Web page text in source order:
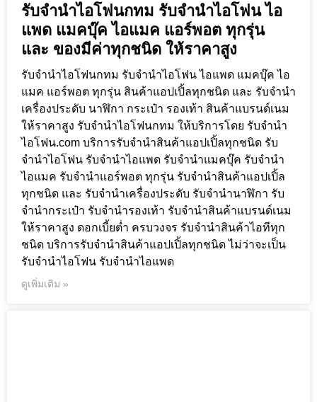
รับจำนำไอโฟนกทม รับจำนำไอโฟน ไอ
แพด แมคบุ๊ค ไอแมค แอร์พอต ทุกรุ่น
และ ของมีค่าทุกชนิด ให้ราคาสูง
รับจำนำไอโฟนกทม รับจำนำไอโฟน ไอแพด แมคบุ๊ค ไอ
แมค แอร์พอต ทุกรุ่น สินค้าแอปเปิ้ลทุกชนิด และ รับจำนำ
เครื่องประดับ นาฬิกา กระเป๋า รองเท้า สินค้าแบรนด์เนม
ให้ราคาสูง รับจำนำไอโฟนกทม ให้บริการโดย รับจํานํา
ไอโฟน.com บริการรับจำนำสินค้าแอปเปิ้ลทุกชนิด รับ
จำนำไอโฟน รับจำนำไอแพด รับจำนำแมคบุ๊ค รับจำนำ
ไอแมค รับจำนำแอร์พอต ทุกรุ่น รับจำนำสินค้าแอปเปิ้ล
ทุกชนิด และ รับจำนำเครื่องประดับ รับจำนำนาฬิกา รับ
จำนำกระเป๋า รับจำนำรองเท้า รับจำนำสินค้าแบรนด์เนม
ให้ราคาสูง ดอกเบี้ยต่ำ ครบวงจร รับจำนำสินค้าไอทีทุก
ชนิด บริการรับจำนำสินค้าแอปเปิ้ลทุกชนิด ไม่ว่าจะเป็น
รับจำนำไอโฟน รับจำนำไอแพด
ดูเพิ่มเติม »